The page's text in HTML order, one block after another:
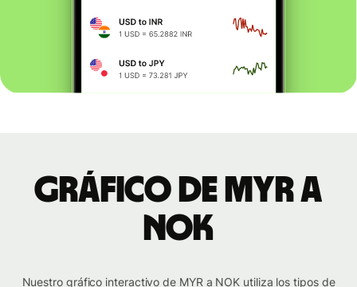
Gráfico de MYR a
NOK
Nuestro gráfico interactivo de MYR a NOK utiliza los tipos de